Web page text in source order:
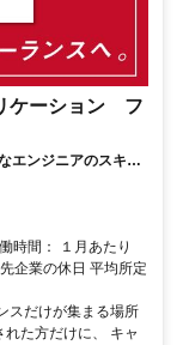
ケーション フ
エンジニアのスキル
時間： １月あたり
企業の休日 平均所定
スだけが集まる場所
た方だけに、 キャ